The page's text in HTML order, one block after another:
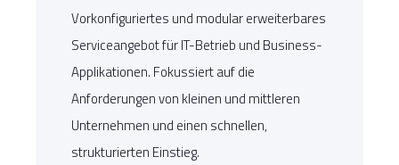
Vorkonfiguriertes und modular erweiterbares
Serviceangebot für IT-Betrieb und Business-
Applikationen. Fokussiert auf die
Anforderungen von kleinen und mittleren
Unternehmen und einen schnellen,
strukturierten Einstieg.